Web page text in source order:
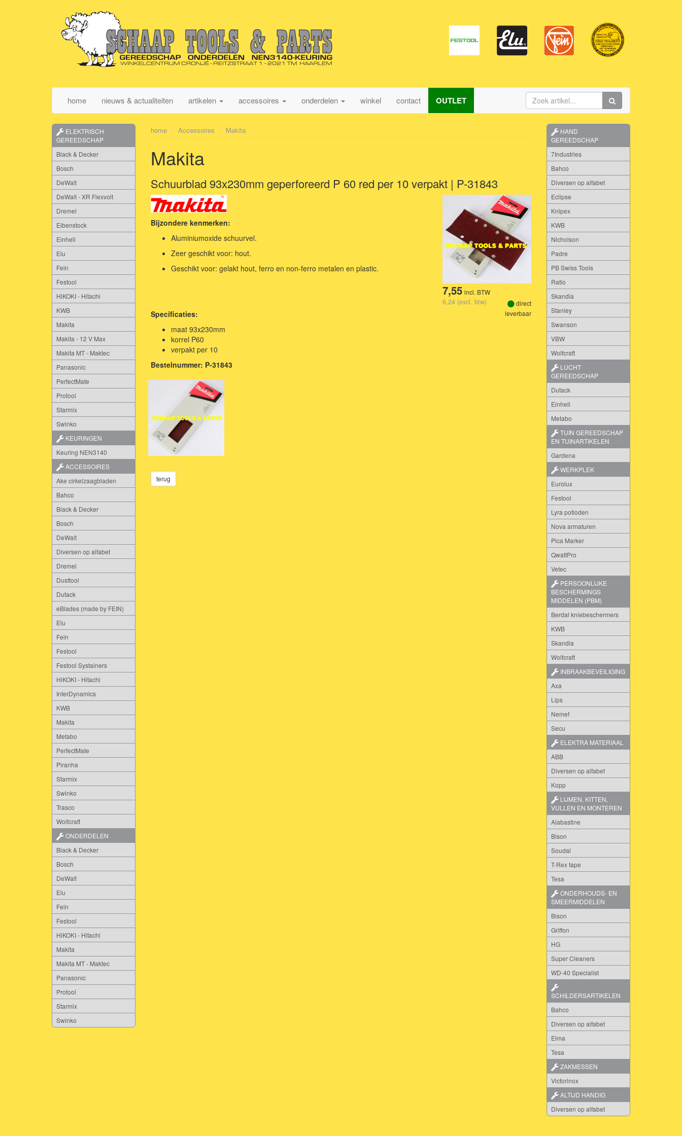
home nieuws & actualiteiten artikelen accessoires onderdelen winkel contact OUTLET
ELEKTRISCH
GEREEDSCHAP
Black & Decker
Bosch
DeWalt
DeWalt - XR Flexvolt
Dremel
Eibenstock
Einhell
Elu
Fein
Festool
HiKOKI - Hitachi
KWB
Makita
Makita - 12 V Max
Makita MT - Maktec
Panasonic
PerfectMate
Protool
Starmix
Swinko
KEURINGEN
Keuring NEN3140
ACCESSOIRES
Ake cirkelzaagbladen
Bahco
Black & Decker
Bosch
DeWalt
Diversen op alfabet
Dremel
Dusttool
Dutack
eBlades (made by FEIN)
Elu
Fein
Festool
Festool Systainers
HiKOKI - Hitachi
InterDynamics
KWB
Makita
Metabo
PerfectMate
Piranha
Starmix
Swinko
Trasco
Wolfcraft
ONDERDELEN
Black & Decker
Bosch
DeWalt
Elu
Fein
Festool
HiKOKI - Hitachi
Makita
Makita MT - Maktec
Panasonic
Protool
Starmix
Swinko
home Accessoires Makita
Makita
Schuurblad 93x230mm geperforeerd P 60 red per 10 verpakt | P-31843
7,55 incl. BTW
6,24 (excl. btw)
direct
leverbaar
Bijzondere kenmerken:
Aluminiumoxide schuurvel.
Zeer geschikt voor: hout.
Geschikt voor: gelakt hout, ferro en non-ferro metalen en plastic.
Specificaties:
maat 93x230mm
korrel P60
verpakt per 10
Bestelnummer: P-31843
terug
HAND
GEREEDSCHAP
7Industries
Bahco
Diversen op alfabet
Eclipse
Knipex
KWB
Nicholson
Padre
PB Swiss Tools
Ratio
Skandia
Stanley
Swanson
VBW
Wolfcraft
LUCHT
GEREEDSCHAP
Dutack
Einhell
Metabo
TUIN GEREEDSCHAP
EN TUINARTIKELEN
Gardena
WERKPLEK
Eurolux
Festool
Lyra potloden
Nova armaturen
Pica Marker
QwattPro
Vetec
PERSOONLIJKE
BESCHERMINGS
MIDDELEN (PBM)
Berdal kniebeschermers
KWB
Skandia
Wolfcraft
INBRAAKBEVEILIGING
Axa
Lips
Nemef
Secu
ELEKTRA MATERIAAL
ABB
Diversen op alfabet
Kopp
LIJMEN, KITTEN,
VULLEN EN MONTEREN
Alabastine
Bison
Soudal
T-Rex tape
Tesa
ONDERHOUDS- EN
SMEERMIDDELEN
Bison
Griffon
HG
Super Cleaners
WD-40 Specialist
SCHILDERSARTIKELEN
Bahco
Diversen op alfabet
Elma
Tesa
ZAKMESSEN
Victorinox
ALTIJD HANDIG
Diversen op alfabet